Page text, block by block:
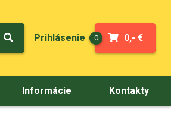
Prihlásenie 0 0,- €
Informácie Kontakty